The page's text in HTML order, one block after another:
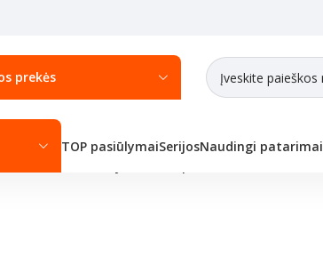
prekės
TOP pasiūlymaiSerijosNaudingi patarimai